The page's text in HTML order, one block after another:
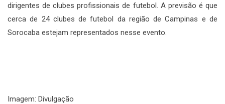
dirigentes de clubes profissionais de futebol. A previsão é que
cerca de 24 clubes de futebol da região de Campinas e de
Sorocaba estejam representados nesse evento.
Imagem: Divulgação